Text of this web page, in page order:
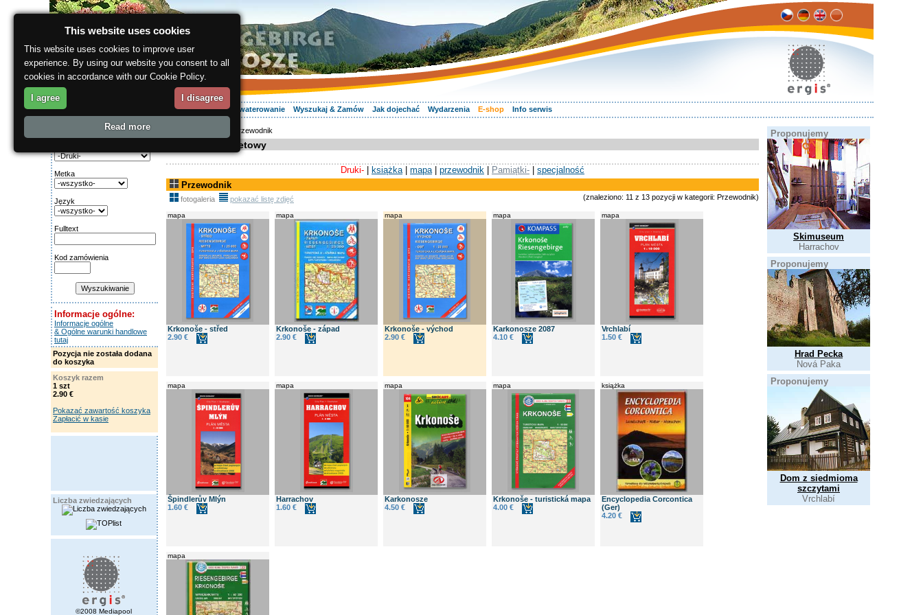
O regionie Wasz urlop Zakwaterowanie Wyszukaj & Zamów Jak dojechać Wydarzenia E-shop Info serwis
Wyszukiwanie:
Metka
Język
Fulltext
Kod zamówienia
Informacje ogólne:
Informacje ogólne
& Ogólne warunki handlowe
tutaj
Pozycja nie została dodana
do koszyka
Koszyk razem
1 szt
2.90 €
Pokazać zawartość koszyka
Zapłacić w kasie
Liczba zwiedzających
©2008 Mediapool
> Przewodnik
Sklep internetowy
Druki- książka| mapa| przewodnik Pamiątki-
specjalność
Przewodnik
fotogaleria pokazać listę zdjęć (znaleziono: 11 z 13 pozycji w kategorii: Przewodnik)
mapa
Krkonoše - střed
2.90 €
mapa
Krkonoše - západ
2.90 €
mapa
Krkonoše - východ
2.90 €
mapa
Karkonosze 2087
4.10 €
mapa
Vrchlabí
1.50 €
mapa
Špindlerův Mlýn
1.60 €
mapa
Harrachov
1.60 €
mapa
Karkonosze
4.50 €
mapa
Krkonoše - turistická mapa
4.00 €
książka
Encyclopedia Corcontica
(Ger)
4.20 €
mapa
Proponujemy
Skimuseum
Harrachov
Proponujemy
Hrad Pecka
Nová Paka
Proponujemy
Dom z siedmioma
szczytami
Vrchlabí
This website uses cookies
This website uses cookies to improve user
experience. By using our website you consent to all
cookies in accordance with our Cookie Policy.
I agree I disagree
Read more